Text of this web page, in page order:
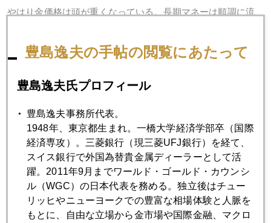
やはり金価格は頭が重くなっている。長期マネーは順調に流
が今年の高値であったという成り行きが現実味を帯びる。
今後は下がったところでムンバイ・上海・ドバイで首を長く
が相場下支えの主役として注目されよう。インドは１０月の
ディワリ（ヒンズー教祭典）が年間最大の金購入時期だ。Ｎ
Ｙの先物売りが一巡して新興国の現物押し目買いが噴出する
時に今回の下げ過程での底値圏が形成される。１４００ドル
を下ることはあるまい。円建てでは円安気味なので下がりに
くい。
豊島逸夫の手帖の閲覧にあたって
豊島逸夫氏プロフィール
豊島逸夫事務所代表。
1948年、東京都生まれ。一橋大学経済学部卒（国際
経済専攻）。三菱銀行（現三菱UFJ銀行）を経て、
スイス銀行で外国為替貴金属ディーラーとして活
躍。2011年9月までワールド・ゴールド・カウンシ
ル（WGC）の日本代表を務める。独立後はチュー
リッヒやニューヨークでの豊富な相場体験と人脈を
もとに、自由な立場から金市場や国際金融、マクロ